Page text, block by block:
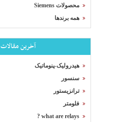
محصولات Siemens
همه برندها
آخرین مقالات
هیدرولیک-پنوماتیک
سنسور
ترانزیستور
فلومتر
what are relays ?